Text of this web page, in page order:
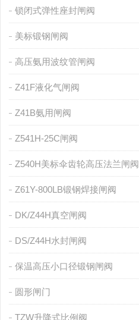
锁闭式弹性座封闸阀
美标锻钢闸阀
高压氨用波纹管闸阀
Z41F液化气闸阀
Z41B氨用闸阀
Z541H-25C闸阀
Z540H美标伞齿轮高压法兰闸阀
Z61Y-800LB锻钢焊接闸阀
DK/Z44H真空闸阀
DS/Z44H水封闸阀
保温高压小口径锻钢闸阀
圆形闸门
TZW升降式比例阀